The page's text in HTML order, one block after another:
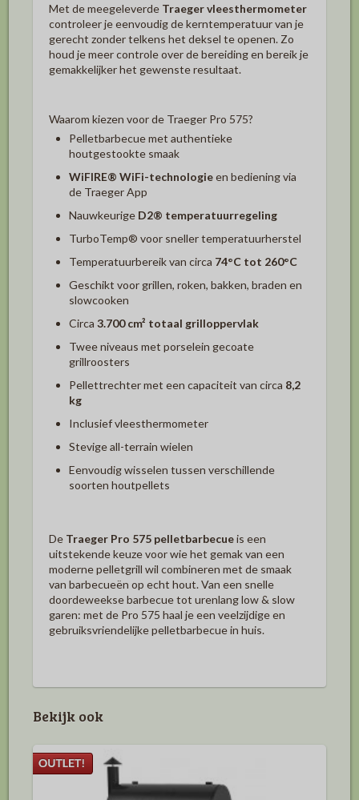
Met de meegeleverde Traeger vleesthermometer
controleer je eenvoudig de kerntemperatuur van je
gerecht zonder telkens het deksel te openen. Zo
houd je meer controle over de bereiding en bereik je
gemakkelijker het gewenste resultaat.
Waarom kiezen voor de Traeger Pro 575?
Pelletbarbecue met authentieke
houtgestookte smaak
WiFIRE® WiFi-technologieen bediening via
de Traeger App
Nauwkeurige D2® temperatuurregeling
TurboTemp® voor sneller temperatuurherstel
Temperatuurbereik van circa 74°C tot 260°C
Geschikt voor grillen, roken, bakken, braden en
slowcooken
Circa 3.700 cm² totaal grilloppervlak
Twee niveaus met porselein gecoate
grillroosters
Pellettrechter met een capaciteit van circa 8,2
kg
Inclusief vleesthermometer
Stevige all-terrain wielen
Eenvoudig wisselen tussen verschillende
soorten houtpellets
De Traeger Pro 575 pelletbarbecueis een
uitstekende keuze voor wie het gemak van een
moderne pelletgrill wil combineren met de smaak
van barbecueën op echt hout. Van een snelle
doordeweekse barbecue tot urenlang low & slow
garen: met de Pro 575 haal je een veelzijdige en
gebruiksvriendelijke pelletbarbecue in huis.
Bekijk ook